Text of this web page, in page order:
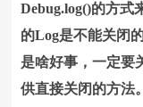
Debug.log()的方式
的Log是不能关闭
是啥好事，一定要
供直接关闭的方法。